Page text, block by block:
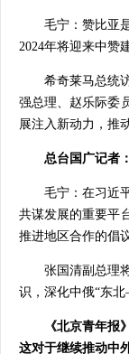
毛宁：赞比亚
2024年将迎来中赞
希奇莱马总统
强总理、赵乐际委
展注入新动力，推
总台国广记者
毛宁：在习近
共谋发展的重要平
推进地区合作的倡
张国清副总理
识，深化中俄“东
《北京青年
这对于继续推动中